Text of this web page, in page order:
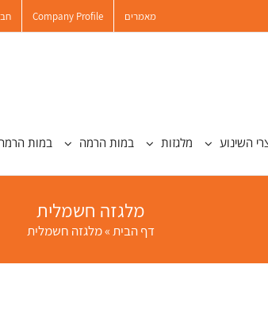
מאמרים Company Profile
השינוע מלגזות במות הרמה במות
מלגזה חשמלית
דף הבית»מלגזה חשמלית